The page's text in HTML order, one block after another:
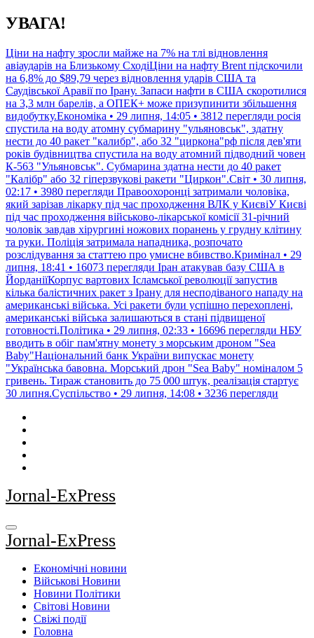
Перейти
до
УВАГА!
Ціни на нафту зросли майже на 7% на тлі відновлення
авіаударів на Близькому СходіЦіни на нафту Brent підскочили
на 6,8% до $89,79 через відновлення ударів США та
Саудівської Аравії по Ірану. Запаси нафти в США скоротилися
на 3,3 млн барелів, а ОПЕК+ може призупинити збільшення
видобутку.Економіка • 29 липня, 14:05 • 3812 перегляди росія
спустила на воду атомну субмарину "ульяновськ", здатну
нести до 40 ракет "калибр", або 32 "циркона"рф після дев'яти
років будівництва спустила на воду атомний підводний човен
К-563 "Ульяновськ". Субмарина здатна нести до 40 ракет
"Калібр" або 32 гіперзвукові ракети "Циркон".Світ • 30 липня,
02:17 • 3980 перегляди Правоохоронці затримали чоловіка,
який зарізав лікарку під час проходження ВЛК у КиєвіУ Києві
під час проходження військово-лікарської комісії 31-річний
чоловік завдав хірургині ножових поранень у грудну клітину
та руки. Поліція затримала нападника, розпочато
розслідування за статтею про умисне вбивство.Кримінал • 29
липня, 18:41 • 16073 перегляди Іран атакував базу США в
ЙорданіїКорпус вартових Ісламської революції запустив
кілька балістичних ракет з Ірану для несподіваного нападу на
американські війська. Усі ракети були успішно перехоплені,
американські війська залишаються в стані підвищеної
готовності.Політика • 29 липня, 02:33 • 16696 перегляди НБУ
вводить в обіг пам'ятну монету з морським дроном "Sea
Baby"Національний банк України випускає монету
"Українська бавовна. Морський дрон "Sea Baby" номіналом 5
гривень. Тираж становить до 75 000 штук, реалізація стартує
30 липня.Суспільство • 29 липня, 14:08 • 3236 перегляди
Jornal-ExPress
Jornal-ExPress
Економічні новини
Військові Новини
Новини Політики
Світові Новини
Свіжі події
Головна